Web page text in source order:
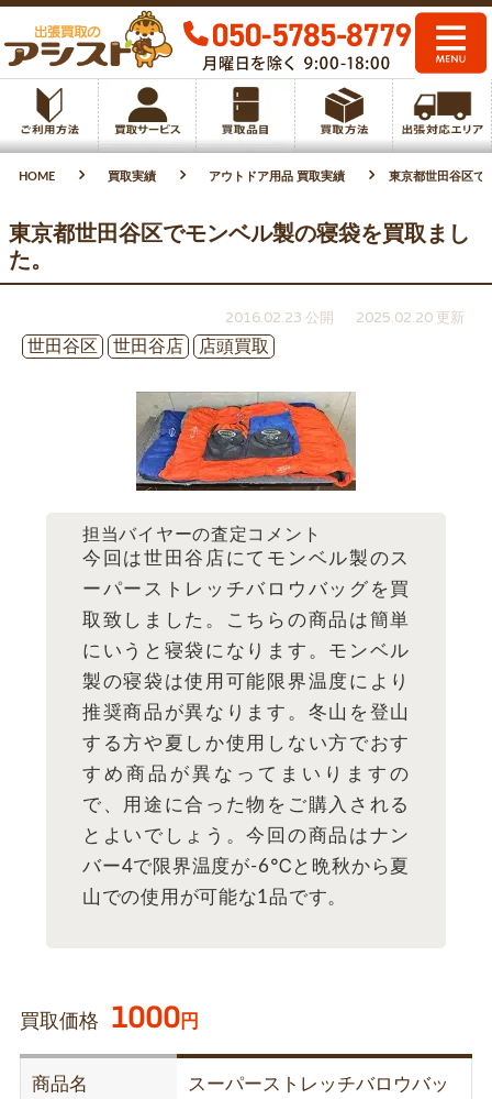
HOME 買取実績 アウトドア用品 買取実績 東京都世田谷区で
東京都世田谷区でモンベル製の寝袋を買取まし
た。
2016.02.23 公開
2025.02.20 更新
世田谷区
世田谷店 店頭買取
担当バイヤーの査定コメント
今回は世田谷店にてモンベル製のス
ーパーストレッチバロウバッグを買
取致しました。こちらの商品は簡単
にいうと寝袋になります。モンベル
製の寝袋は使用可能限界温度により
推奨商品が異なります。冬山を登山
する方や夏しか使用しない方でおす
すめ商品が異なってまいりますの
で、用途に合った物をご購入される
とよいでしょう。今回の商品はナン
バー4で限界温度が-6℃と晩秋から夏
山での使用が可能な1品です。
買取価格 1000円
商品名
スーパーストレッチバロウバッ